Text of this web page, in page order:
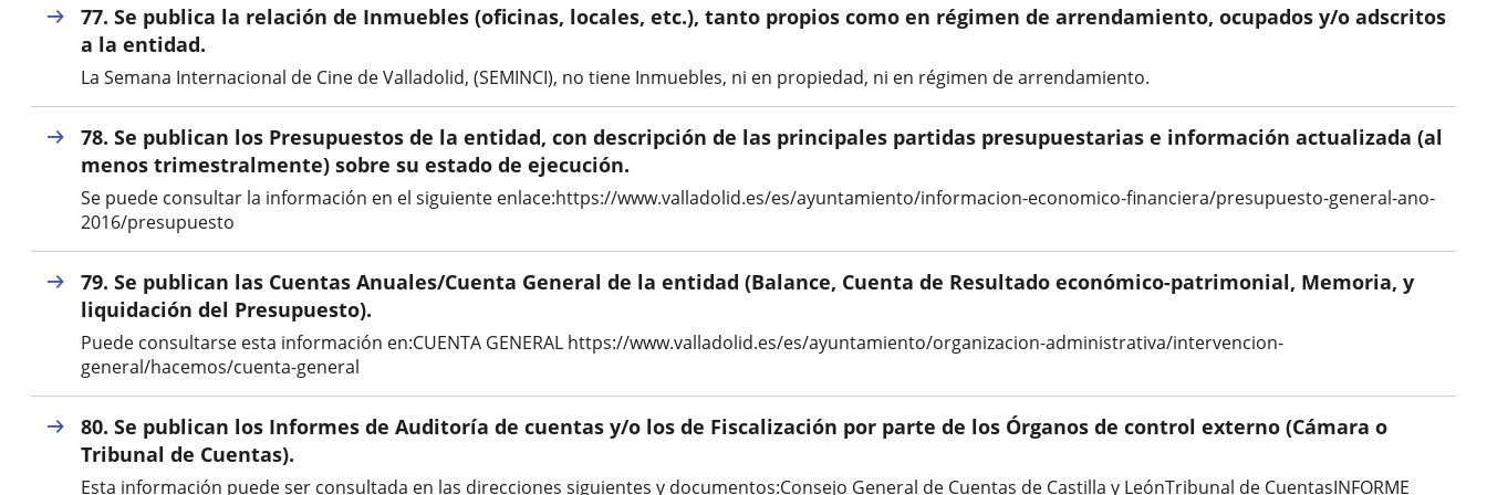
externa.externa.
una
aplicación
externa.
77. Se publica la relación de Inmuebles (oficinas, locales, etc.), tanto propios como en régimen de arrendamiento, ocupados y/o adscritos
a la entidad.
La Semana Internacional de Cine de Valladolid, (SEMINCI), no tiene Inmuebles, ni en propiedad, ni en régimen de arrendamiento.
78. Se publican los Presupuestos de la entidad, con descripción de las principales partidas presupuestarias e información actualizada (al
menos trimestralmente) sobre su estado de ejecución.
Se puede consultar la información en el siguiente enlace:https://www.valladolid.es/es/ayuntamiento/informacion-economico-financiera/presupuesto-general-ano-
2016/presupuesto
79. Se publican las Cuentas Anuales/Cuenta General de la entidad (Balance, Cuenta de Resultado económico-patrimonial, Memoria, y
liquidación del Presupuesto).
Puede consultarse esta información en:CUENTA GENERAL https://www.valladolid.es/es/ayuntamiento/organizacion-administrativa/intervencion-
general/hacemos/cuenta-general
80. Se publican los Informes de Auditoría de cuentas y/o los de Fiscalización por parte de los Órganos de control externo (Cámara o
Tribunal de Cuentas).
Esta información puede ser consultada en las direcciones siguientes y documentos:Consejo General de Cuentas de Castilla y LeónTribunal de CuentasINFORME